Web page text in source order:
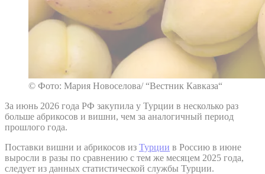
© Фото: Мария Новоселова/ “Вестник Кавказа“
За июнь 2026 года РФ закупила у Турции в несколько раз
больше абрикосов и вишни, чем за аналогичный период
прошлого года.
Поставки вишни и абрикосов из Турции в Россию в июне
выросли в разы по сравнению с тем же месяцем 2025 года,
следует из данных статистической службы Турции.